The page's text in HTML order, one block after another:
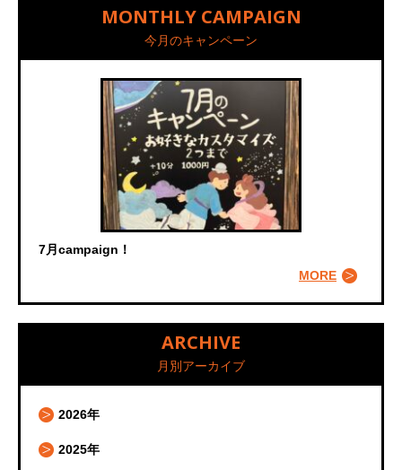
MONTHLY CAMPAIGN
今月のキャンペーン
7月campaign！
MORE
ARCHIVE
月別アーカイブ
2026年
2025年